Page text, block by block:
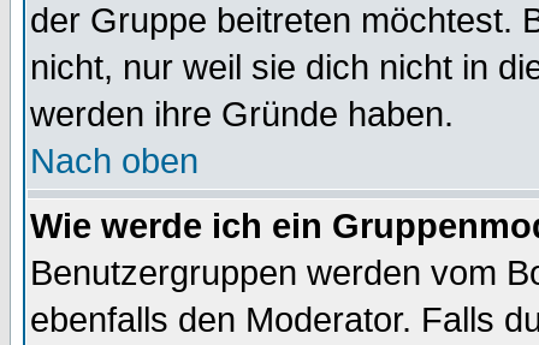
der Gruppe beitreten möchtest.
nicht, nur weil sie dich nicht in
werden ihre Gründe haben.
Nach oben
Wie werde ich ein
Benutzergruppen werden vom
ebenfalls den Moderator. Falls